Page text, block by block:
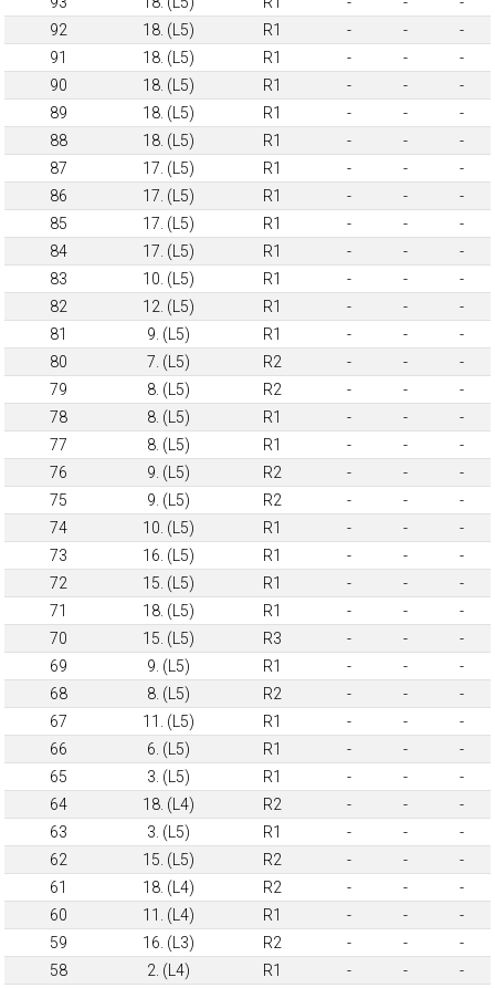
92
18. (L5) R1 - -
-
91
18. (L5) R1 - -
-
90
18. (L5) R1 - -
-
89
18. (L5) R1 - -
-
88
18. (L5) R1 - -
-
87
17. (L5) R1 - -
-
86
17. (L5) R1 - -
-
85
17. (L5) R1 - -
-
84
17. (L5) R1 - -
-
83
10. (L5) R1 - -
-
82
12. (L5) R1 - -
-
81
9. (L5) R1 - -
-
80
7. (L5) R2 - -
-
79
8. (L5) R2 - -
-
78
8. (L5) R1 - -
-
77
8. (L5) R1 - -
-
76
9. (L5) R2 - -
-
75
9. (L5) R2 - -
-
74
10. (L5) R1 - -
-
73
16. (L5) R1 - -
-
72
15. (L5) R1 - -
-
71
18. (L5) R1 - -
-
70
15. (L5) R3 - -
-
69
9. (L5) R1 - -
-
68
8. (L5) R2 - -
-
67
11. (L5) R1 - -
-
66
6. (L5) R1 - -
-
65
3. (L5) R1 - -
-
64
18. (L4) R2 - -
-
63
3. (L5) R1 - -
-
62
15. (L5) R2 - -
-
61
18. (L4) R2 - -
-
60
11. (L4) R1 - -
-
59
16. (L3) R2 - -
-
58
2. (L4) R1 - -
-